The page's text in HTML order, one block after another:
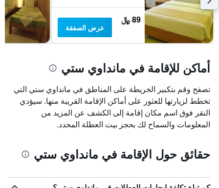
89 ﷼
عرض الصفقة
أماكن للإقامة في مانداوي ستي
تصفح وقم بتكبير الخريطة على المناطق في مانداوي ستي التي
تخطط لزيارتها للعثور على أماكن الإقامة القريبة منها. سيؤدي
النقر فوق اسم مكان إقامة إلى الكشف عن المزيد من
المعلومات والسماح لك بحجز بيت العطلة المحدد.
حقائق حول الإقامة في مانداوي ستي